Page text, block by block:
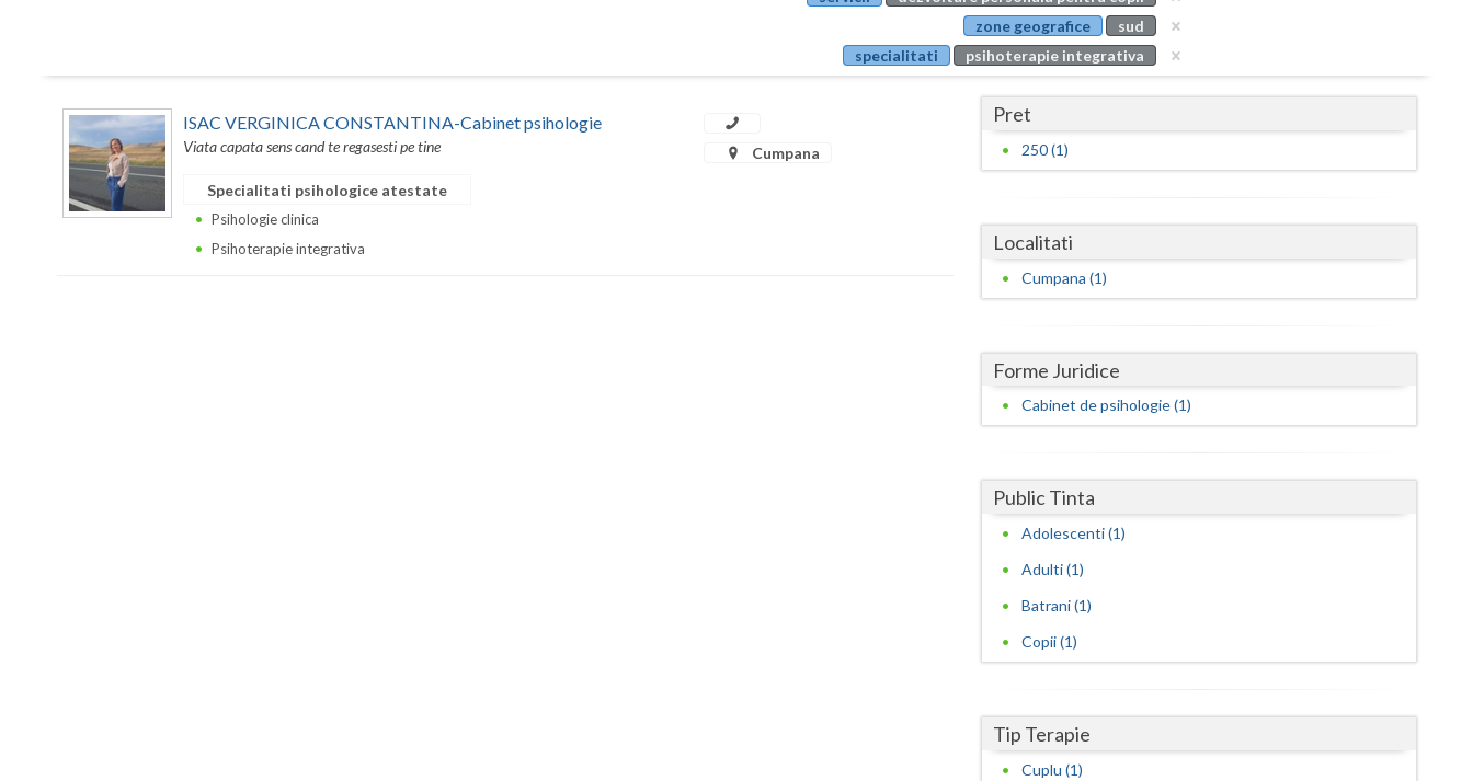
Buzau
Calarasi
Caras-Severin
Giurgiu
Maramures
Mehedinti
zone geografice
sud
specialitati
psihoterapie integrativa
ISAC VERGINICA CONSTANTINA-Cabinet psihologie
Viata capata sens cand te regasesti pe tine
Cumpana
Specialitati psihologice atestate
Psihologie clinica
Psihoterapie integrativa
Pret
250 (1)
Localitati
Cumpana (1)
Forme Juridice
Cabinet de psihologie (1)
Public Tinta
Adolescenti (1)
Adulti (1)
Batrani (1)
Copii (1)
Tip Terapie
Cuplu (1)